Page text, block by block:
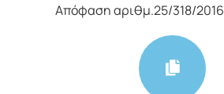
Απόφαση αριθμ.25/318/2016